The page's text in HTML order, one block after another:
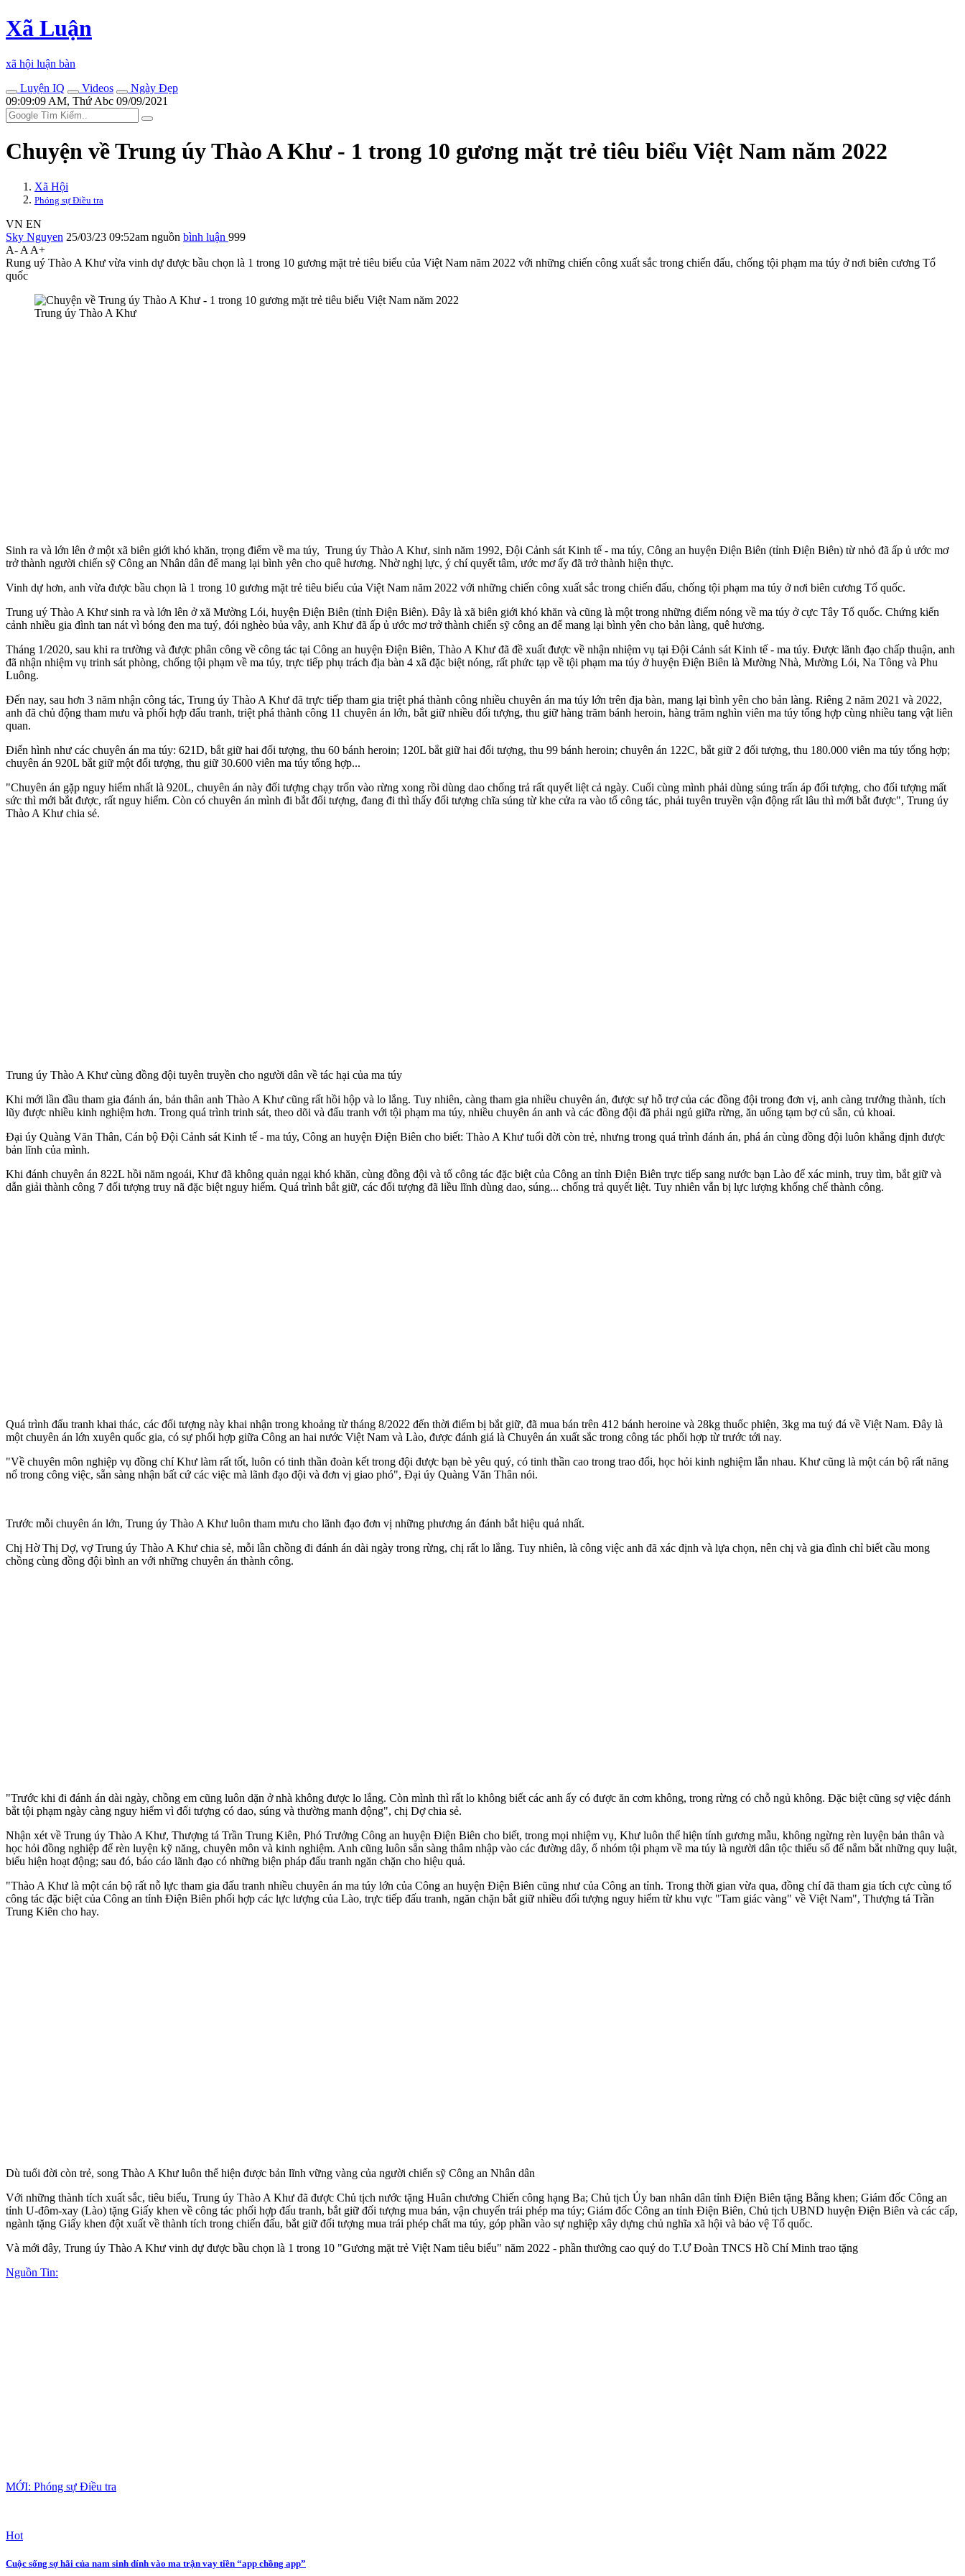
Xã Luận
xã hội luận bàn
Luyện IQ
Videos
Ngày Đẹp
09:09:09 AM, Thứ Abc 09/09/2021
Chuyện về Trung úy Thào A Khư - 1 trong 10 gương mặt trẻ tiêu biểu Việt Nam năm 2022
Xã Hội
Phóng sự Điều tra
VN EN
Sky Nguyen 25/03/23 09:52am nguồn bình luận 999
A- A A+
Rung uý Thào A Khư vừa vinh dự được bầu chọn là 1 trong 10 gương mặt trẻ tiêu biểu của Việt Nam năm 2022 với những chiến công xuất sắc trong chiến đấu, chống tội phạm m‌a tú‌y ở nơi biên cương Tổ
quốc
Trung úy Thào A Khư
Sinh ra và lớn lên ở một xã biên giới khó khăn, trọng điểm về m‌a tú‌y, Trung úy Thào A Khư, sinh năm 1992, Đội Cảnh sát Kinh tế - m‌a tú‌y, Công an huyện Điện Biên (tỉnh Điện Biên) từ nhỏ đã ấp ủ ước mơ
trở thành người chiến sỹ Công an Nhân dân để mang lại bình yên cho quê hương. Nhờ nghị lực, ý chí quyết tâm, ước mơ ấy đã trở thành hiện thực.
Vinh dự hơn, anh vừa được bầu chọn là 1 trong 10 gương mặt trẻ tiêu biểu của Việt Nam năm 2022 với những chiến công xuất sắc trong chiến đấu, chống tội phạm m‌a tú‌y ở nơi biên cương Tổ quốc.
Trung uý Thào A Khư sinh ra và lớn lên ở xã Mường Lói, huyện Điện Biên (tỉnh Điện Biên). Đây là xã biên giới khó khăn và cũng là một trong những điểm nóng về m‌a tú‌y ở cực Tây Tổ quốc. Chứng kiến
cảnh nhiều gia đình tan nát vì bóng đen m‌a tu‌ý, đói nghèo bủa vây, anh Khư đã ấp ủ ước mơ trở thành chiến sỹ công an để mang lại bình yên cho bản làng, quê hương.
Tháng 1/2020, sau khi ra trường và được phân công về công tác tại Công an huyện Điện Biên, Thào A Khư đã đề xuất được về nhận nhiệm vụ tại Đội Cảnh sát Kinh tế - m‌a tú‌y. Được lãnh đạo chấp thuận, anh
đã nhận nhiệm vụ trinh sát phòng, chống tội phạm về m‌a tú‌y, trực tiếp phụ trách địa bàn 4 xã đặc biệt nóng, rất phức tạp về tội phạm m‌a tú‌y ở huyện Điện Biên là Mường Nhà, Mường Lói, Na Tông và Phu
Luông.
Đến nay, sau hơn 3 năm nhận công tác, Trung úy Thào A Khư đã trực tiếp tham gia triệt phá thành công nhiều chuyên án m‌a tú‌y lớn trên địa bàn, mang lại bình yên cho bản làng. Riêng 2 năm 2021 và 2022,
anh đã chủ động tham mưu và phối hợp đấu tranh, triệt phá thành công 11 chuyên án lớn, bắt giữ nhiều đối tượng, thu giữ hàng trăm bánh heroin, hàng trăm nghìn viên m‌a tú‌y tổng hợp cùng nhiều tang vật liên
quan.
Điển hình như các chuyên án m‌a tú‌y: 621D, bắt giữ hai đối tượng, thu 60 bánh heroin; 120L bắt giữ hai đối tượng, thu 99 bánh heroin; chuyên án 122C, bắt giữ 2 đối tượng, thu 180.000 viên m‌a tú‌y tổng hợp;
chuyên án 920L bắt giữ một đối tượng, thu giữ 30.600 viên m‌a tú‌y tổng hợp...
"Chuyên án gặp nguy hiểm nhất là 920L, chuyên án này đối tượng chạy trốn vào rừng xong rồi dùng dao chống trả rất quyết liệt cả ngày. Cuối cùng mình phải dùng súng trấn áp đối tượng, cho đối tượng mất
sức thì mới bắt được, rất nguy hiểm. Còn có chuyên án mình đi bắt đối tượng, đang đi thì thấy đối tượng chĩa súng từ khe cửa ra vào tổ công tác, phải tuyên truyền vận động rất lâu thì mới bắt được", Trung úy
Thào A Khư chia sẻ.
Trung úy Thào A Khư cùng đồng đội tuyên truyền cho người dân về tác hại của m‌a tú‌y
Khi mới lần đầu tham gia đánh án, bản thân anh Thào A Khư cũng rất hồi hộp và lo lắng. Tuy nhiên, càng tham gia nhiều chuyên án, được sự hỗ trợ của các đồng đội trong đơn vị, anh càng trưởng thành, tích
lũy được nhiều kinh nghiệm hơn. Trong quá trình trinh sát, theo dõi và đấu tranh với tội phạm m‌a tú‌y, nhiều chuyên án anh và các đồng đội đã phải ngủ giữa rừng, ăn uống tạm bợ củ sắn, củ khoai.
Đại úy Quàng Văn Thân, Cán bộ Đội Cảnh sát Kinh tế - m‌a tú‌y, Công an huyện Điện Biên cho biết: Thào A Khư tuổi đời còn trẻ, nhưng trong quá trình đánh án, phá án cùng đồng đội luôn khẳng định được
bản lĩnh của mình.
Khi đánh chuyên án 822L hồi năm ngoái, Khư đã không quản ngại khó khăn, cùng đồng đội và tổ công tác đặc biệt của Công an tỉnh Điện Biên trực tiếp sang nước bạn Lào để xác minh, truy tìm, bắt giữ và
dẫn giải thành công 7 đối tượng truy nã đặc biệt nguy hiểm. Quá trình bắt giữ, các đối tượng đã liều lĩnh dùng dao, súng... chống trả quyết liệt. Tuy nhiên vẫn bị lực lượng khống chế thành công.
Quá trình đấu tranh khai thác, các đối tượng này khai nhận trong khoảng từ tháng 8/2022 đến thời điểm bị bắt giữ, đã mua bán trên 412 bánh heroine và 28kg thuốc phi‌ện, 3kg m‌a tu‌ý đá về Việt Nam. Đây là
một chuyên án lớn xuyên quốc gia, có sự phối hợp giữa Công an hai nước Việt Nam và Lào, được đánh giá là Chuyên án xuất sắc trong công tác phối hợp từ trước tới nay.
"Về chuyên môn nghiệp vụ đồng chí Khư làm rất tốt, luôn có tinh thần đoàn kết trong đội được bạn bè yêu quý, có tinh thần cao trong trao đổi, học hỏi kinh nghiệm lẫn nhau. Khư cũng là một cán bộ rất năng
nổ trong công việc, sẵn sàng nhận bất cứ các việc mà lãnh đạo đội và đơn vị giao phó", Đại úy Quàng Văn Thân nói.
Trước mỗi chuyên án lớn, Trung úy Thào A Khư luôn tham mưu cho lãnh đạo đơn vị những phương án đánh bắt hiệu quả nhất.
Chị Hờ Thị Dợ, vợ Trung úy Thào A Khư chia sẻ, mỗi lần chồng đi đánh án dài ngày trong rừng, chị rất lo lắng. Tuy nhiên, là công việc anh đã xác định và lựa chọn, nên chị và gia đình chỉ biết cầu mong
chồng cùng đồng đội bình an với những chuyên án thành công.
"Trước khi đi đánh án dài ngày, chồng em cũng luôn dặn ở nhà không được lo lắng. Còn mình thì rất lo không biết các anh ấy có được ăn cơm không, trong rừng có chỗ ngủ không. Đặc biệt cũng sợ việc đánh
bắt tội phạm ngày càng nguy hiểm vì đối tượng có dao, súng và thường manh động", chị Dợ chia sẻ.
Nhận xét về Trung úy Thào A Khư, Thượng tá Trần Trung Kiên, Phó Trưởng Công an huyện Điện Biên cho biết, trong mọi nhiệm vụ, Khư luôn thể hiện tính gương mẫu, không ngừng rèn luyện bản thân và
học hỏi đồng nghiệp để rèn luyện kỹ năng, chuyên môn và kinh nghiệm. Anh cũng luôn sẵn sàng thâm nhập vào các đường dây, ổ nhóm tội phạm về m‌a tú‌y là người dân tộc thiểu số để nắm bắt những quy luật,
biểu hiện hoạt động; sau đó, báo cáo lãnh đạo có những biện pháp đấu tranh ngăn chặn cho hiệu quả.
"Thào A Khư là một cán bộ rất nỗ lực tham gia đấu tranh nhiều chuyên án m‌a tú‌y lớn của Công an huyện Điện Biên cũng như của Công an tỉnh. Trong thời gian vừa qua, đồng chí đã tham gia tích cực cùng tổ
công tác đặc biệt của Công an tỉnh Điện Biên phối hợp các lực lượng của Lào, trực tiếp đấu tranh, ngăn chặn bắt giữ nhiều đối tượng nguy hiểm từ khu vực "Tam giác vàng" về Việt Nam", Thượng tá Trần
Trung Kiên cho hay.
Dù tuổi đời còn trẻ, song Thào A Khư luôn thể hiện được bản lĩnh vững vàng của người chiến sỹ Công an Nhân dân
Với những thành tích xuất sắc, tiêu biểu, Trung úy Thào A Khư đã được Chủ tịch nước tặng Huân chương Chiến công hạng Ba; Chủ tịch Ủy ban nhân dân tỉnh Điện Biên tặng Bằng khen; Giám đốc Công an
tỉnh U-đôm-xay (Lào) tặng Giấy khen về công tác phối hợp đấu tranh, bắt giữ đối tượng mua bán, vận chuyển trái phép m‌a tú‌y; Giám đốc Công an tỉnh Điện Biên, Chủ tịch UBND huyện Điện Biên và các cấp,
ngành tặng Giấy khen đột xuất về thành tích trong chiến đấu, bắt giữ đối tượng mua trái phép chất m‌a tú‌y, góp phần vào sự nghiệp xây dựng chủ nghĩa xã hội và bảo vệ Tổ quốc.
Và mới đây, Trung úy Thào A Khư vinh dự được bầu chọn là 1 trong 10 "Gương mặt trẻ Việt Nam tiêu biểu" năm 2022 - phần thưởng cao quý do T.Ư Đoàn TNCS Hồ Chí Minh trao tặng
Nguồn Tin:
MỚI: Phóng sự Điều tra
Hot
Cuộc sống sợ hãi của nam sinh dính vào ma trận vay tiền “app chồng app”